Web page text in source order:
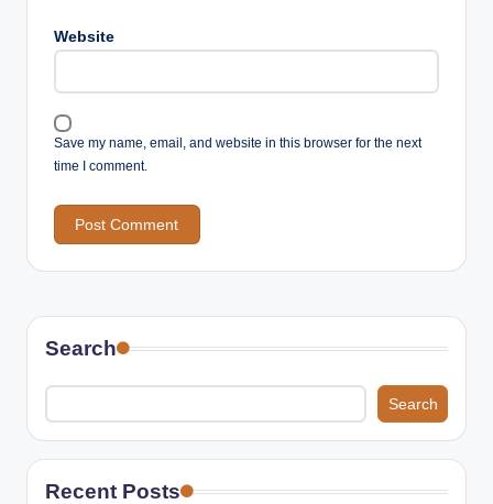
Website
Save my name, email, and website in this browser for the next
time I comment.
Search
Search
Recent Posts